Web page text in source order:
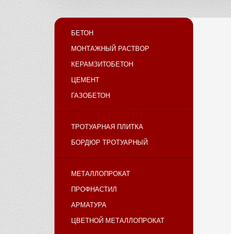
БЕТОН
МОНТАЖНЫЙ РАСТВОР
КЕРАМЗИТОБЕТОН
ЦЕМЕНТ
ГАЗОБЕТОН
ТРОТУАРНАЯ ПЛИТКА
БОРДЮР ТРОТУАРНЫЙ
МЕТАЛЛОПРОКАТ
ПРОФНАСТИЛ
АРМАТУРА
ЦВЕТНОЙ МЕТАЛЛОПРОКАТ